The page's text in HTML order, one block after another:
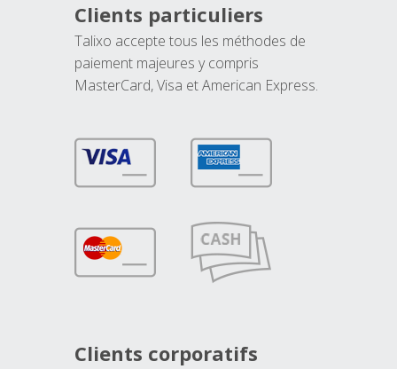
Clients particuliers
Talixo accepte tous les méthodes de
paiement majeures y compris
MasterCard, Visa et American Express.
Clients corporatifs